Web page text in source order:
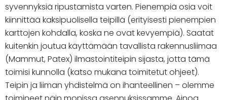
syvennyksiä ripustamista varten. Pienempiä osia voit
kiinnittää kaksipuolisella teipillä (erityisesti pienempien
karttojen kohdalla, koska ne ovat kevyempiä). Saatat
kuitenkin joutua käyttämään tavallista rakennusliimaa
(Mammut, Patex) ilmastointiteipin sijasta, jotta tämä
toimisi kunnolla (katso mukana toimitetut ohjeet).
Teipin ja liiman yhdistelmä on ihanteellinen – olemme